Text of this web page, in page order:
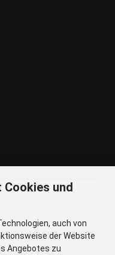
Cookies und
auch von
der Website
Angebotes zu